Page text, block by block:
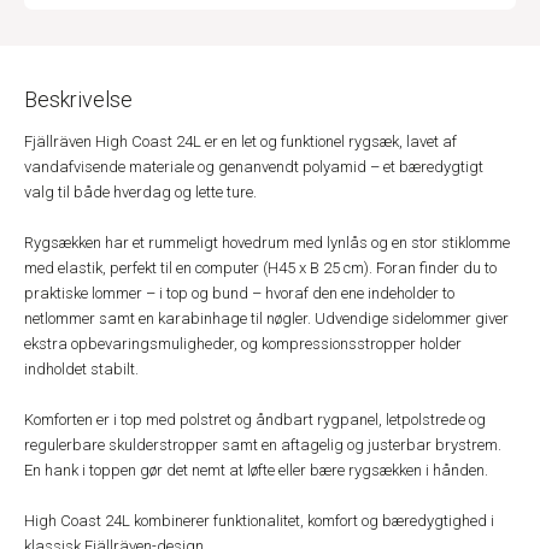
Beskrivelse
Fjällräven High Coast 24L er en let og funktionel rygsæk, lavet af
vandafvisende materiale og genanvendt polyamid – et bæredygtigt
valg til både hverdag og lette ture.
Rygsækken har et rummeligt hovedrum med lynlås og en stor stiklomme
med elastik, perfekt til en computer (H45 x B 25 cm). Foran finder du to
praktiske lommer – i top og bund – hvoraf den ene indeholder to
netlommer samt en karabinhage til nøgler. Udvendige sidelommer giver
ekstra opbevaringsmuligheder, og kompressionsstropper holder
indholdet stabilt.
Komforten er i top med polstret og åndbart rygpanel, letpolstrede og
regulerbare skulderstropper samt en aftagelig og justerbar brystrem.
En hank i toppen gør det nemt at løfte eller bære rygsækken i hånden.
High Coast 24L kombinerer funktionalitet, komfort og bæredygtighed i